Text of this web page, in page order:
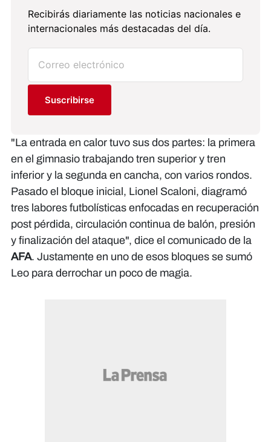
Recibirás diariamente las noticias nacionales e
internacionales más destacadas del día.
Suscribirse
"La entrada en calor tuvo sus dos partes: la primera
en el gimnasio trabajando tren superior y tren
inferior y la segunda en cancha, con varios rondos.
Pasado el bloque inicial, Lionel Scaloni, diagramó
tres labores futbolísticas enfocadas en recuperación
post pérdida, circulación continua de balón, presión
y finalización del ataque", dice el comunicado de la
AFA. Justamente en uno de esos bloques se sumó
Leo para derrochar un poco de magia.